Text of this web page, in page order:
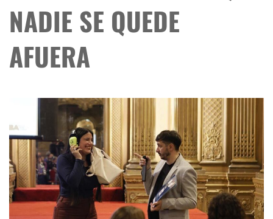
NADIE SE QUEDE
AFUERA